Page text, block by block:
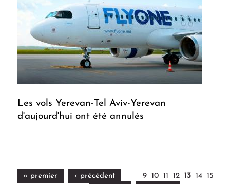
Les vols Yerevan-Tel Aviv-Yerevan
d'aujourd'hui ont été annulés
« premier ‹ précédent 9 10 11 12 13 14
15